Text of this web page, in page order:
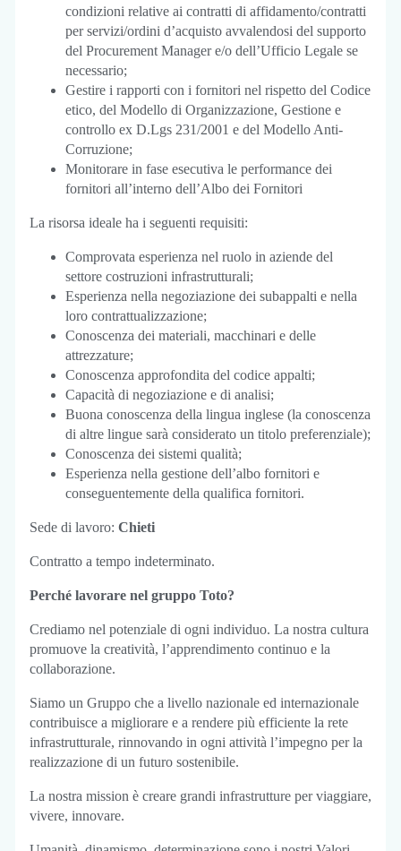
condizioni relative ai contratti di affidamento/contratti
per servizi/ordini d’acquisto avvalendosi del supporto
del Procurement Manager e/o dell’Ufficio Legale se
necessario;
Gestire i rapporti con i fornitori nel rispetto del Codice
etico, del Modello di Organizzazione, Gestione e
controllo ex D.Lgs 231/2001 e del Modello Anti-
Corruzione;
Monitorare in fase esecutiva le performance dei
fornitori all’interno dell’Albo dei Fornitori
La risorsa ideale ha i seguenti requisiti:
Comprovata esperienza nel ruolo in aziende del
settore costruzioni infrastrutturali;
Esperienza nella negoziazione dei subappalti e nella
loro contrattualizzazione;
Conoscenza dei materiali, macchinari e delle
attrezzature;
Conoscenza approfondita del codice appalti;
Capacità di negoziazione e di analisi;
Buona conoscenza della lingua inglese (la conoscenza
di altre lingue sarà considerato un titolo preferenziale);
Conoscenza dei sistemi qualità;
Esperienza nella gestione dell’albo fornitori e
conseguentemente della qualifica fornitori.
Sede di lavoro: Chieti
Contratto a tempo indeterminato.
Perché lavorare nel gruppo Toto?
Crediamo nel potenziale di ogni individuo. La nostra cultura
promuove la creatività, l’apprendimento continuo e la
collaborazione.
Siamo un Gruppo che a livello nazionale ed internazionale
contribuisce a migliorare e a rendere più efficiente la rete
infrastrutturale, rinnovando in ogni attività l’impegno per la
realizzazione di un futuro sostenibile.
La nostra mission è creare grandi infrastrutture per viaggiare,
vivere, innovare.